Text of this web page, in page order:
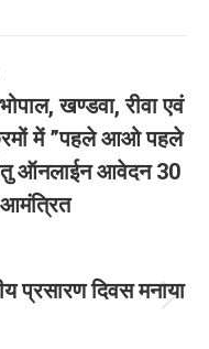
खण्‍डवा, रीवा एवं
में ”पहले आओ पहले
ऑनलाईन आवेदन 30
प्रसारण दिवस मनाया